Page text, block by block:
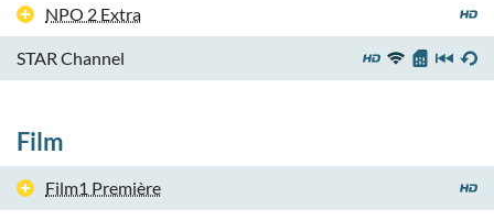
NPO 2 Extra
STAR Channel
Film
Film1 Première